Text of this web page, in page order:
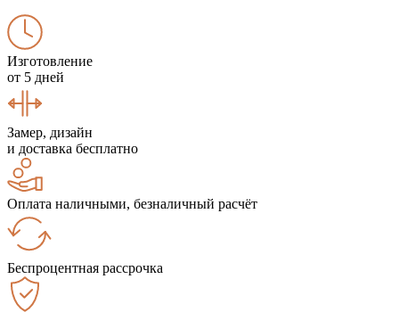
Изготовление
от 5 дней
Замер, дизайн
и доставка бесплатно
Оплата наличными, безналичный расчёт
Беспроцентная рассрочка